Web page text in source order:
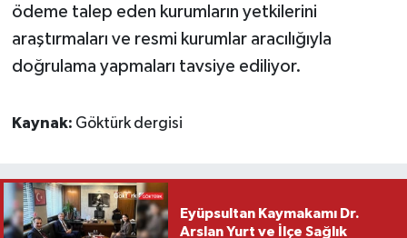
ödeme talep eden kurumların yetkilerini
araştırmaları ve resmi kurumlar aracılığıyla
doğrulama yapmaları tavsiye ediliyor.
Kaynak: Göktürk dergisi
Eyüpsultan Kaymakamı Dr.
Arslan Yurt ve İlçe Sağlık